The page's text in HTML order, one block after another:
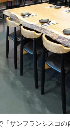
「サンフランシスコ